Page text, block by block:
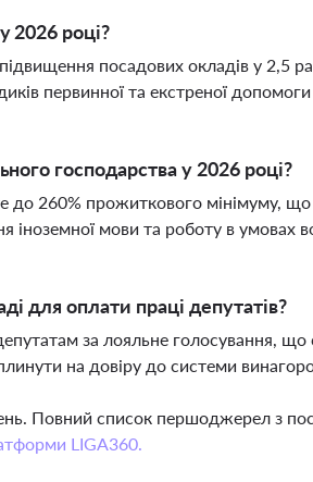
2026 році?
посадових окладів у 2,5
первинної та екстреної
господарства у 2026 році?
до 260% прожиткового мінімуму,
іноземної мови та роботу в умовах
для оплати праці депутатів?
за лояльне голосування, що
на довіру до системи
Повний список першоджерел з
LIGA360.